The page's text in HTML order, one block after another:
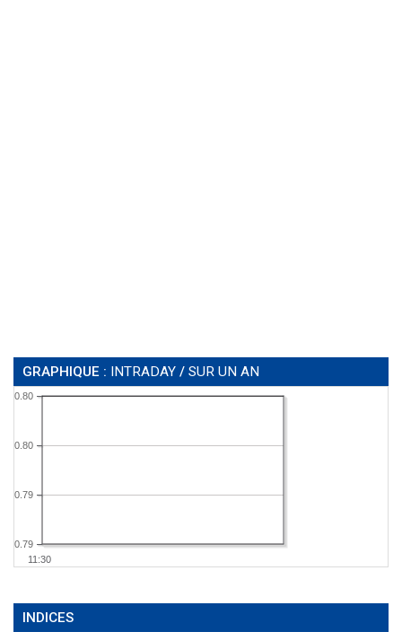
GRAPHIQUE : INTRADAY / SUR UN AN
11:30
0.79
0.79
0.80
0.80
INDICES